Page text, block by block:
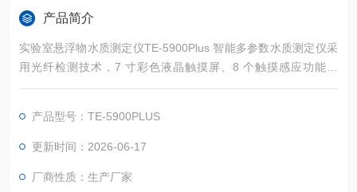
产品简介
实验室悬浮物水质测定仪TE-5900Plus 智能多参数水质测定仪采
用光纤检测技术，7 寸彩色液晶触摸屏、8 个触摸感应功能模
块、人性化指引设计，操作便捷，360°旋转比色检测，运用进口
测定仪性能稳定、测量准确、测定范围广、功能*、操作简单，测
量项目：COD 、氨氮、总磷、总氮、浊度、色度、悬浮物、重金
产品型号：TE-5900PLUS
更新时间：2026-06-17
厂商性质：生产厂家